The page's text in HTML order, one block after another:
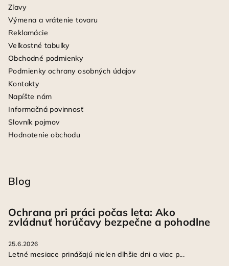
Zľavy
Výmena a vrátenie tovaru
Reklamácie
Veľkostné tabuľky
Obchodné podmienky
Podmienky ochrany osobných údajov
Kontakty
Napíšte nám
Informačná povinnosť
Slovník pojmov
Hodnotenie obchodu
Blog
Ochrana pri práci počas leta: Ako
zvládnuť horúčavy bezpečne a pohodlne
25.6.2026
Letné mesiace prinášajú nielen dlhšie dni a viac p...